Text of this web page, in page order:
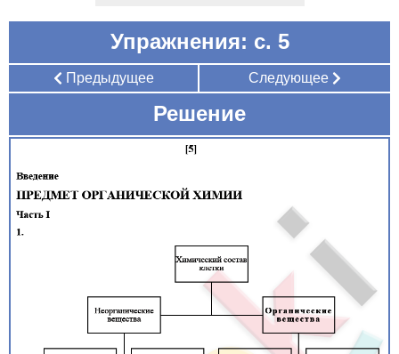
Упражнения: с. 5
Предыдущее Следующее
Решение